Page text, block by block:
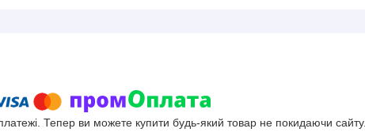
Тепер ви можете купити будь-який товар не покидаючи сайту.